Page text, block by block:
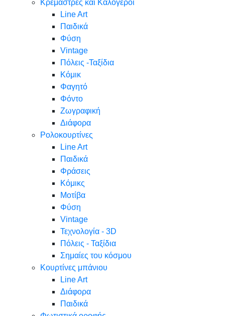
Κρεμάστρες και Καλόγεροι
Line Art
Παιδικά
Φύση
Vintage
Πόλεις -Ταξίδια
Κόμικ
Φαγητό
Φόντο
Ζωγραφική
Διάφορα
Ρολοκουρτίνες
Line Art
Παιδικά
Φράσεις
Κόμικς
Μοτίβα
Φύση
Vintage
Τεχνολογία - 3D
Πόλεις - Ταξίδια
Σημαίες του κόσμου
Κουρτίνες μπάνιου
Line Art
Διάφορα
Παιδικά